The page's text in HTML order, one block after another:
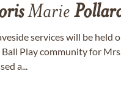
Marie
services will be held
Play community for
a...